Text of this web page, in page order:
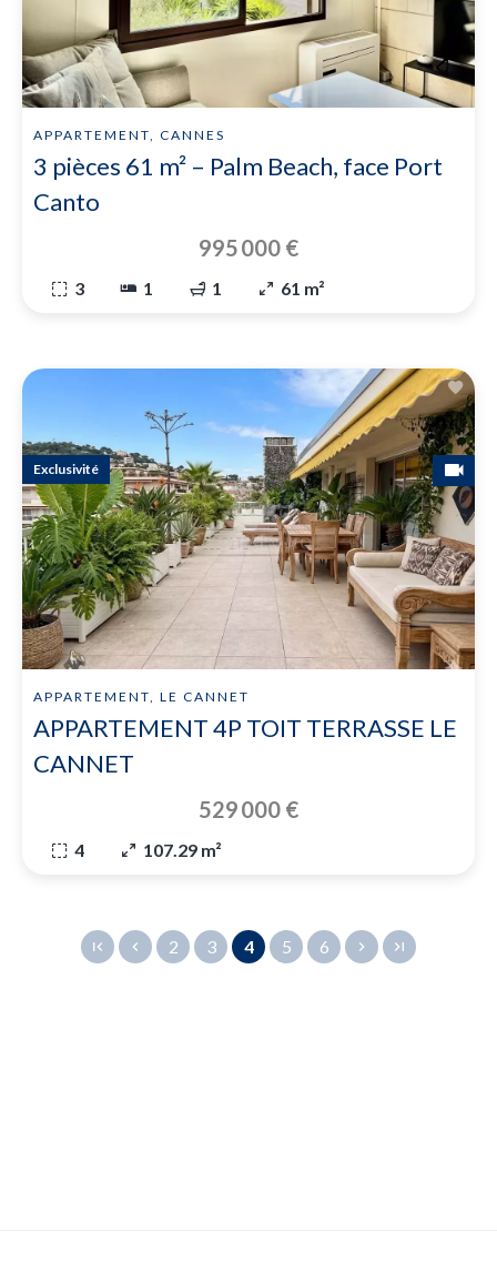
APPARTEMENT, CANNES
3 pièces 61 m² – Palm Beach, face Port
Canto
995 000 €
3 1 1 61 m²
APPARTEMENT, LE CANNET
APPARTEMENT 4P TOIT TERRASSE LE
CANNET
529 000 €
4 107.29 m²
Exclusivité
2 3 4 5 6